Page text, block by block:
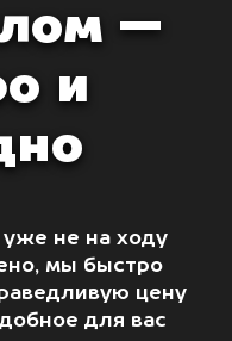
—
и
не на ходу
мы быстро
цену
для вас